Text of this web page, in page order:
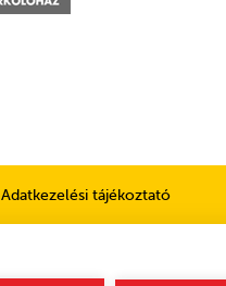
Adatkezelési tájékoztató